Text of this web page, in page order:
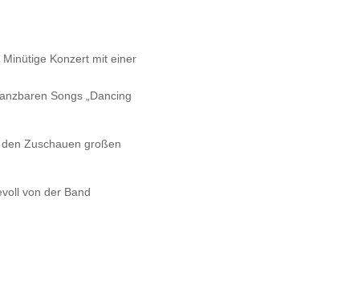
Konzert mit einer
Songs „Dancing
Zuschauen großen
von der Band